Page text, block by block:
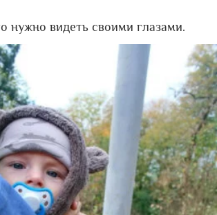
нужно видеть своими глазами.